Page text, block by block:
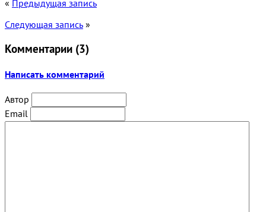
« Предыдущая запись
Следующая запись »
Комментарии (3)
Написать комментарий
Автор
Email